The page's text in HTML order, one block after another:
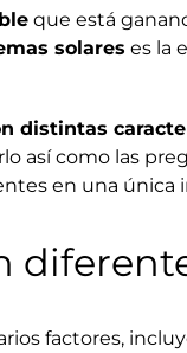
que está
solares es la
distintas
así como las
en una única
factores,